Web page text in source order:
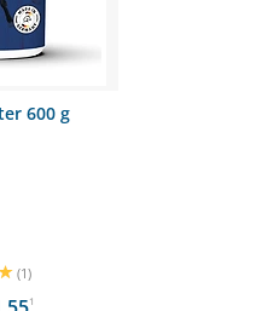
600 g
(1)
1